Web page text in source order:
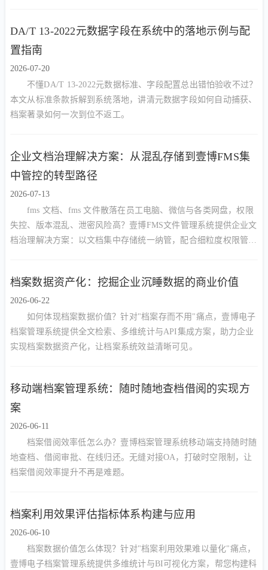
DA/T 13-2022元数据字段在系统中的落地示例与配
置指南
2026-07-20
不懂DA/T 13-2022元数据标准、字段配置总出错怕验收不过？
本文从标准条款拆解到系统落地，讲清元数据字段如何自动捕获、
档案著录如何一次到位不返工。
企业文档治理解决方案：从混乱存储到壹博FMS集
中管控的转型路径
2026-07-13
fms 文档、fms 文件散落在员工电脑、微信与各类网盘，权限
失控、版本混乱、泄密风险高？壹博FMS文件管理系统提供企业文
档治理解决方案：以文档集中存储统一纳管，配合细粒度权限管
档案数据资产化：挖掘企业沉睡数据的商业价值
2026-06-22
如何体现档案数据价值？针对"档案存而不用"痛点，壹博电子
档案管理系统提供全文检索、多维统计与API集成方案，助力企业
实现档案数据资产化，让档案系统效益清晰可见。
移动端档案管理系统：随时随地查档借阅的实现方
案
2026-06-11
档案借阅效率低怎么办？壹博档案管理系统移动端支持随时随
地查档、借阅审批、在线归还。无缝对接OA，打破时空限制，让
档案借阅效率提升不再是难题。
档案利用效果评估指标体系构建与应用
2026-06-10
档案数据价值怎么体现？针对"档案利用效果难以量化"痛点，
壹博电子档案管理系统提供多维统计与BI可视化方案，帮您构建科